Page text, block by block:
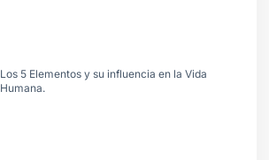
Los 5 Elementos y su influencia en la Vida
Humana.